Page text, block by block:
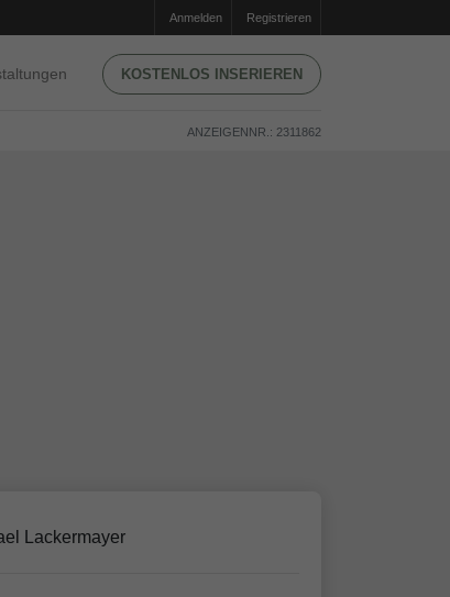
Anmelden Registrieren
KOSTENLOS INSERIEREN
ANZEIGENNR.: 2311862
Lackermayer